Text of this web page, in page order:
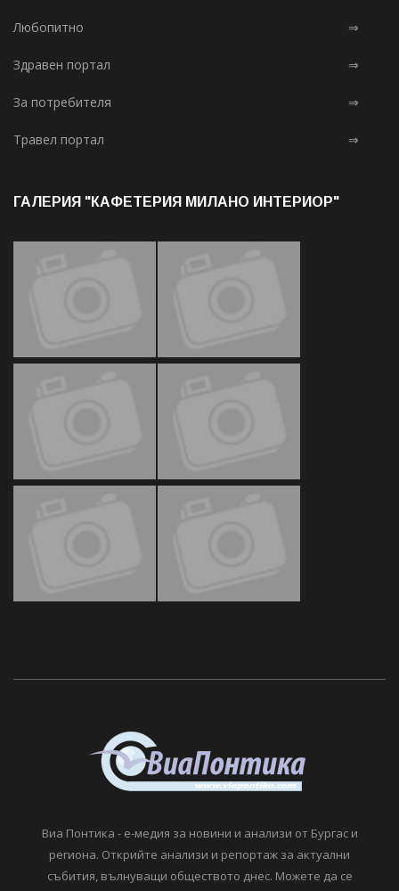
Любопитно ⇒
Здравен портал ⇒
За потребителя ⇒
Травел портал ⇒
ГАЛЕРИЯ "КАФЕТЕРИЯ МИЛАНО ИНТЕРИОР"
Виа Понтика - е-медия за новини и анализи от Бургас и
региона. Открийте анализи и репортаж за актуални
събития, вълнуващи обществото днес. Можете да се